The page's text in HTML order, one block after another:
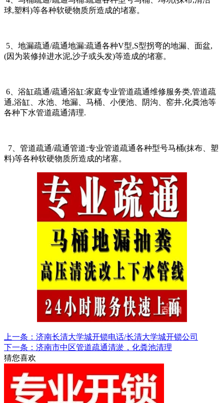
球,塑料)等各种软硬物质所造成的堵塞。
5、地漏疏通/疏通地漏:疏通各种V型,S型拐弯的地漏、面盆,
(因为装修掉进水泥,沙子或头发)等造成的堵塞。
6、浴缸疏通/疏通浴缸:家庭专业管道疏通维修服务类,管道疏
通,浴缸、水池、地漏、马桶、小便池、阴沟、窑井,化粪池等
各种下水管道疏通清理.
7、管道疏通/疏通管道:专业管道疏通各种型号马桶(抹布、塑
料)等各种软硬物质所造成的堵塞。
上一条：济南长清大学城开锁电话/长清大学城开锁公司
下一条：济南市中区管道疏通清淤，化粪池清理
猜您喜欢